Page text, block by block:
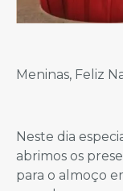
Meninas, Feliz
Neste dia
abrimos os
para o almoço